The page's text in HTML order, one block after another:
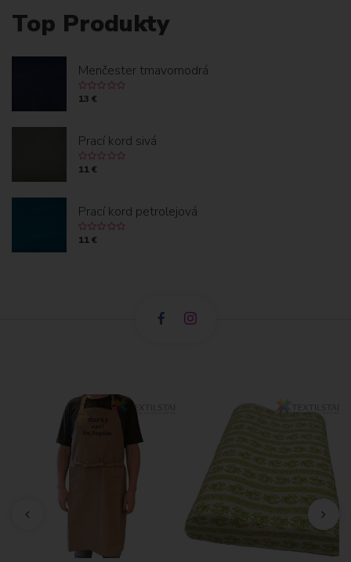
Top Produkty
Menčester tmavomodrá
13 €
Prací kord sivá
11 €
Prací kord petrolejová
11 €